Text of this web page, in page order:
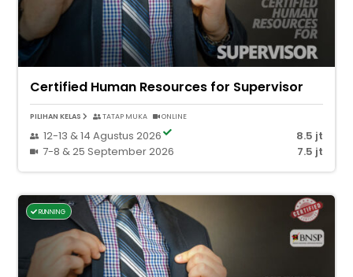
Certified Human Resources for Supervisor
PILIHAN KELAS TATAP MUKA ONLINE
12-13 & 14 Agustus 2026
8.5 jt
7-8 & 25 September 2026
7.5 jt
RUNNING